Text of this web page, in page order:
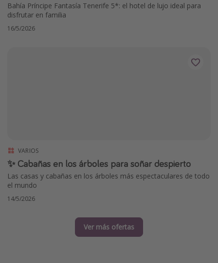
Bahía Príncipe Fantasía Tenerife 5*: el hotel de lujo ideal para
disfrutar en familia
16/5/2026
VARIOS
✨ Cabañas en los árboles para soñar despierto
Las casas y cabañas en los árboles más espectaculares de todo
el mundo
14/5/2026
Ver más ofertas